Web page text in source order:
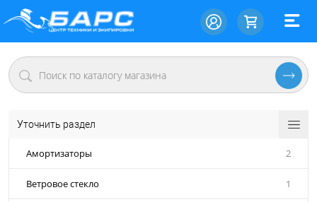
Уточнить раздел
Амортизаторы 2
Ветровое стекло 1